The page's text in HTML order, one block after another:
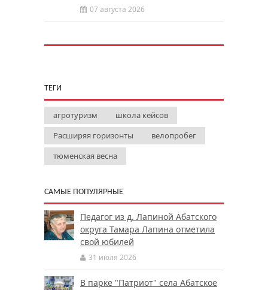
07 августа 2026
ТЕГИ
агротуризм
школа кейсов
Расширяя горизонты
велопробег
тюменская весна
САМЫЕ ПОПУЛЯРНЫЕ
Педагог из д. Лапиной Абатского
округа Тамара Лапина отметила
свой юбилей
31 июля 2026
В парке "Патриот" села Абатское